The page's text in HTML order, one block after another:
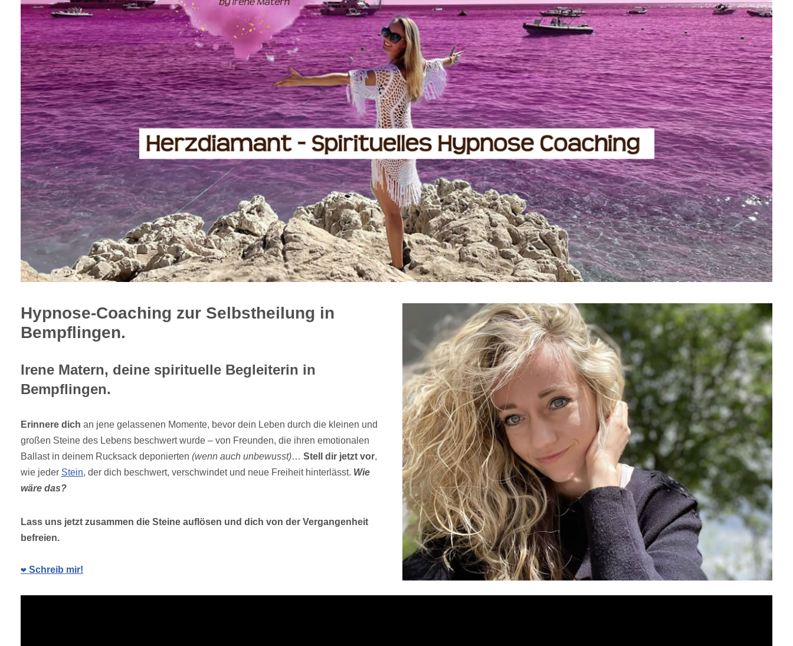
Hypnose-Coaching zur Selbstheilung in
Bempflingen.
Irene Matern, deine spirituelle Begleiterin in
Bempflingen.
Erinnere dich an jene gelassenen Momente, bevor dein Leben durch die kleinen und
großen Steine des Lebens beschwert wurde – von Freunden, die ihren emotionalen
Ballast in deinem Rucksack deponierten (wenn auch unbewusst)… Stell dir jetzt vor,
wie jeder Stein, der dich beschwert, verschwindet und neue Freiheit hinterlässt. Wie
wäre das?
Lass uns jetzt zusammen die Steine auflösen und dich von der Vergangenheit
befreien.
❤️ Schreib mir!